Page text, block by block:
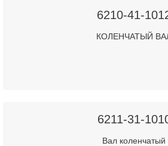
6210-41-
КОЛЕНЧАТЫЙ
6211-31-
Вал коленчатый